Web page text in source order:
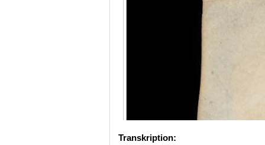
Transkription: